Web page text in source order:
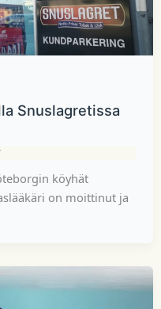
Snuslagretissa
köyhät
on moittinut ja